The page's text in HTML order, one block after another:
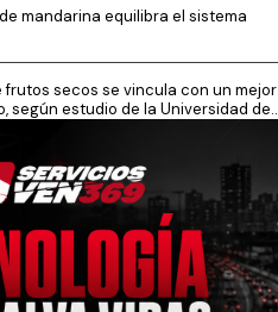
mandarina equilibra el sistema
secos se vincula con un mejor
según estudio de la Universidad de